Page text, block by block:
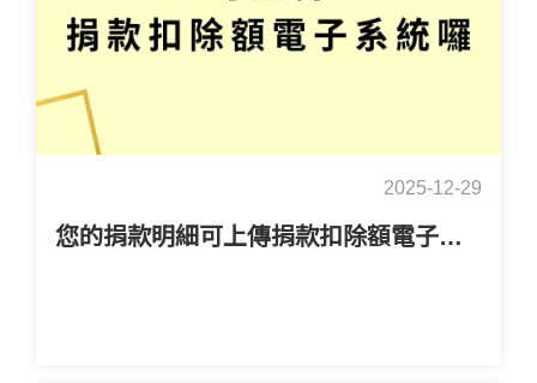
2025-12-29
您的捐款明細可上傳捐款扣除額電子系統囉！